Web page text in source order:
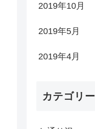
2019年10月
2019年5月
2019年4月
カテゴリー